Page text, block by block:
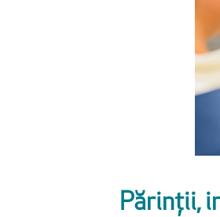
Părinții,